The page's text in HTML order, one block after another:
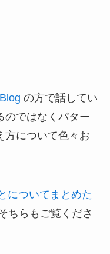
の方で話してい
のではなくパター
方について色々お
についてまとめた
ちらもご覧くださ